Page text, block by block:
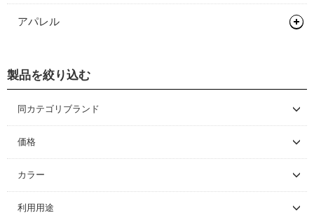
バッグ類
バイクパッキング/アクセサリー
パニアバッグ
その他バッグ
輪行袋
ハードケース
ボトル/ケージ/アダプター類
フェンダー
キャリア
ワークスタンド/ディスプレイスタンド
ワークスタンド
サイクルトレーナー
アパレル
ロードバイク
マウンテンバイク/BMX
グラベルバイク/シクロクロス
トライアスロン/タイムトライアル
シューズ
ロードバイク
マウンテンバイク/BMX
シューズアクセサリー
サイクルウェア
レインウェア
サイクルウェア（ウィメンズ）
グローブ/ソックス
ソックス
アームカバー
キャップ/ビーニー
製品を絞り込む
同カテゴリブランド
CHRIS KING
価格
～ \5,000
\5,001 ～ 10,000
\10,001 ～ 20,000
カラー
ブラック
利用用途